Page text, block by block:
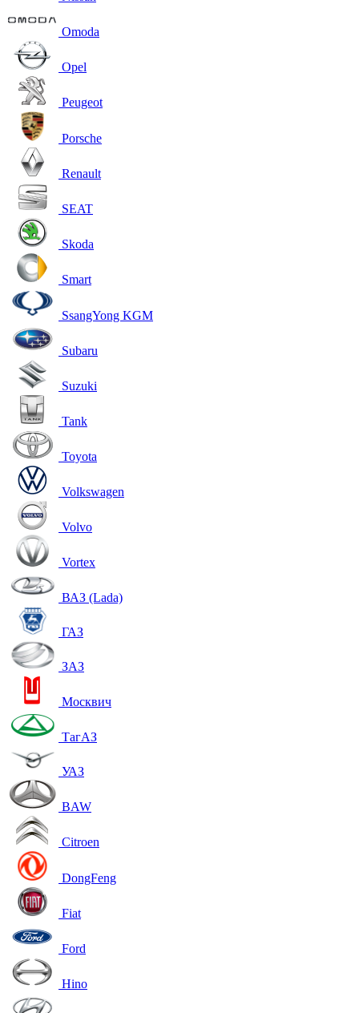
Omoda
Opel
Peugeot
Porsche
Renault
SEAT
Skoda
Smart
SsangYong KGM
Subaru
Suzuki
Tank
Toyota
Volkswagen
Volvo
Vortex
ВАЗ (Lada)
ГАЗ
ЗАЗ
Москвич
ТагАЗ
УАЗ
BAW
Citroen
DongFeng
Fiat
Ford
Hino